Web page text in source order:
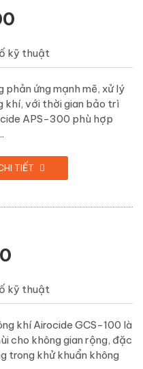
kỹ thuật
ứng mạnh mẽ, xử lý
khí, với thời gian bảo trì
APS-300 phù hợp
TIẾT
kỹ thuật
khí Airocide GCS-100 là
cho không gian rộng, đặc
trong khử khuẩn không